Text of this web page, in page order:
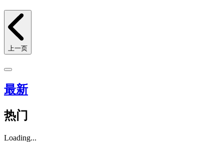
上一页
最新
热门
Loading...